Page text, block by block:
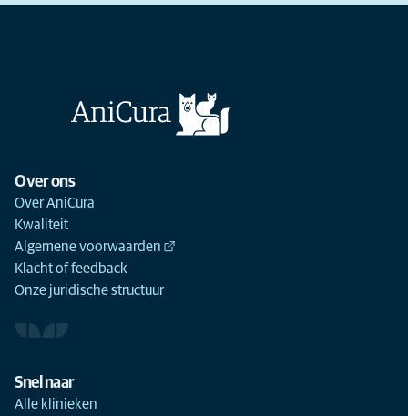
Over ons
Over AniCura
Kwaliteit
Algemene voorwaarden
Klacht of feedback
Onze juridische structuur
Snel naar
Alle klinieken